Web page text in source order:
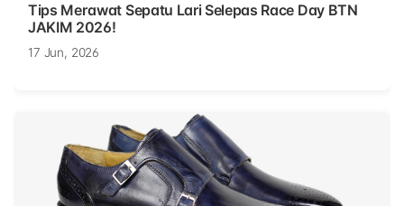
Tips Merawat Sepatu Lari Selepas Race Day BTN
JAKIM 2026!
17 Jun, 2026